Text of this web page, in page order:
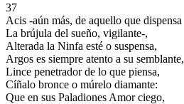
37
Acis -aún más, de aquello que dispensa
La brújula del sueño, vigilante-,
Alterada la Ninfa esté o suspensa,
Argos es siempre atento a su semblante,
Lince penetrador de lo que piensa,
Cíñalo bronce o múrelo diamante:
Que en sus Paladiones Amor ciego,